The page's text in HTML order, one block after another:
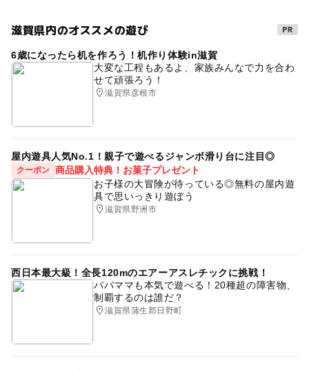
滋賀県内のオススメの遊び
6歳になったら机を作ろう！机作り体験in滋賀
大変な工程もあるよ、家族みんなで力を合わ
せて頑張ろう！
滋賀県彦根市
屋内遊具人気No.1！親子で遊べるジャンボ滑り台に注目◎
クーポン 商品購入特典！お菓子プレゼント
お子様の大冒険が待っている◎無料の屋内遊
具で思いっきり遊ぼう
滋賀県野洲市
西日本最大級！全長120mのエアーアスレチックに挑戦！
パパママも本気で遊べる！20種超の障害物、
制覇するのは誰だ？
滋賀県蒲生郡日野町